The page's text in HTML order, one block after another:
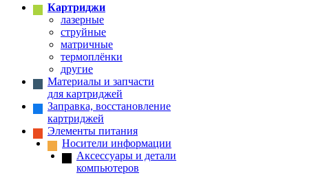
Картриджи
лазерные
струйные
матричные
термоплёнки
другие
Материалы и запчасти
для картриджей
Заправка, восстановление
картриджей
Элементы питания
Носители информации
Аксессуары и детали
компьютеров